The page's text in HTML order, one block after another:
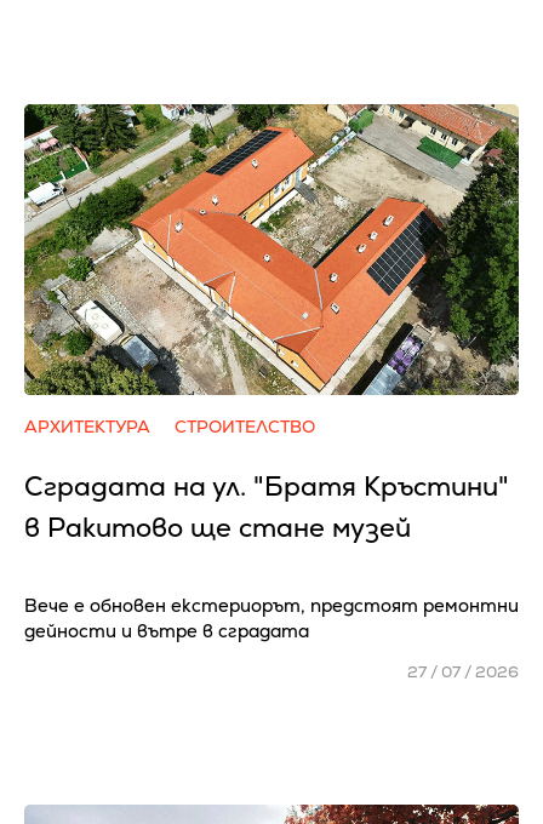
АРХИТЕКТУРА СТРОИТЕЛСТВО
Сградата на ул. "Братя Кръстини"
в Ракитово ще стане музей
Вече е обновен екстериорът, предстоят ремонтни
дейности и вътре в сградата
27 / 07 / 2026